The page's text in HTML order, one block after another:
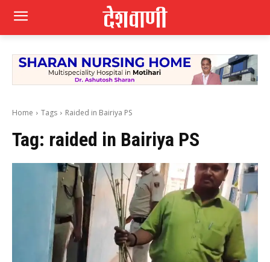
Home Tags Raided in Bairiya PS
Tag: raided in Bairiya PS